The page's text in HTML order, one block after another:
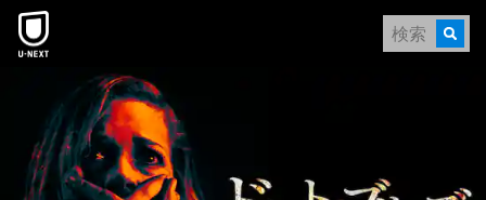
本文へスキップ